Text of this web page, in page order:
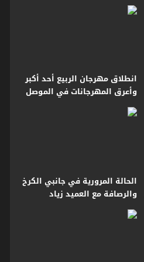
انطلاق مهرجان الربيع أحد أكبر
وأعرق المهرجانات في الموصل
الحالة المرورية في جانبي الكرخ
والرصافة مع العميد زياد
القيسي